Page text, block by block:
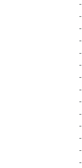
-
-
-
-
-
-
-
-
-
-
-
-
-
-